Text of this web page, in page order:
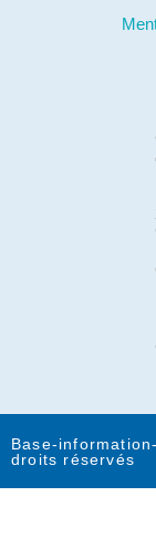
Base-
droits réservés